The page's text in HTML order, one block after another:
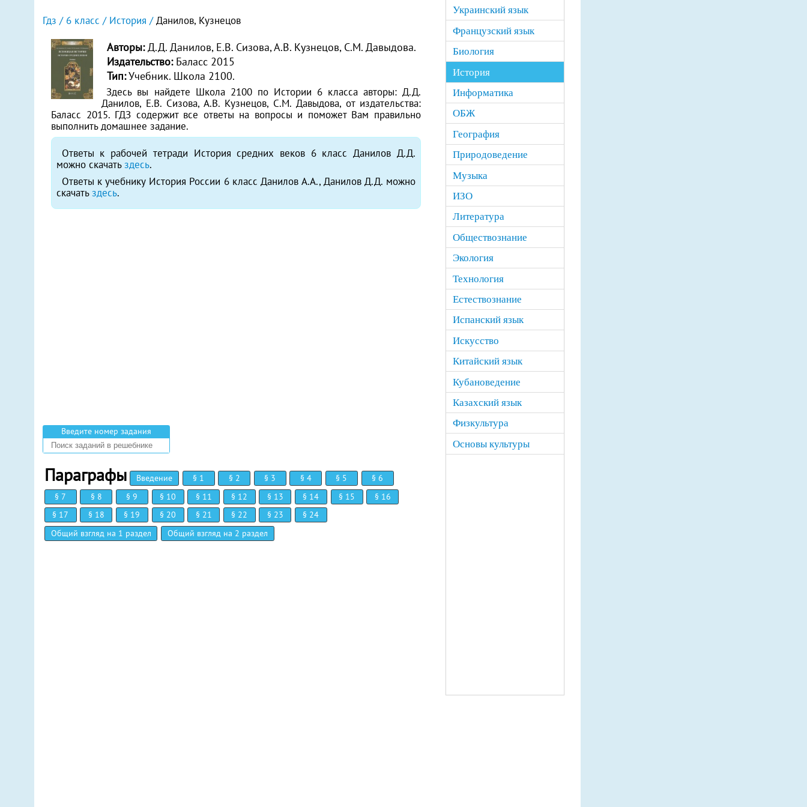
Гдз 6 класс История Данилов, Кузнецов
Авторы:Д.Д. Данилов, Е.В. Сизова, А.В. Кузнецов, С.М. Давыдова.
Издательство: Баласс 2015
Тип:Учебник. Школа 2100.
Здесь вы найдете Школа 2100 по Истории 6 класса авторы: Д.Д.
Данилов, Е.В. Сизова, А.В. Кузнецов, С.М. Давыдова, от издательства:
Баласс 2015. ГДЗ содержит все ответы на вопросы и поможет Вам правильно
выполнить домашнее задание.
Ответы к рабочей тетради История средних веков 6 класс Данилов Д.Д.
можно скачатьздесь.
Ответы к учебнику История России 6 класс Данилов А.А., Данилов Д.Д. можно
скачатьздесь.
Введите номер задания
Параграфы Введение § 1 § 2 § 3 § 4 § 5
§ 6
§ 7
§ 8 § 9 § 10 § 11 § 12 § 13 § 14 § 15
§ 16
§ 17
§ 18 § 19 § 20 § 21 § 22 § 23
§ 24
Общий взгляд на 1 раздел
Общий взгляд на 2 раздел
Украинский язык
Французский язык
Биология
История
Информатика
ОБЖ
География
Природоведение
Музыка
ИЗО
Литература
Обществознание
Экология
Технология
Естествознание
Испанский язык
Искусство
Китайский язык
Кубановедение
Казахский язык
Физкультура
Основы культуры